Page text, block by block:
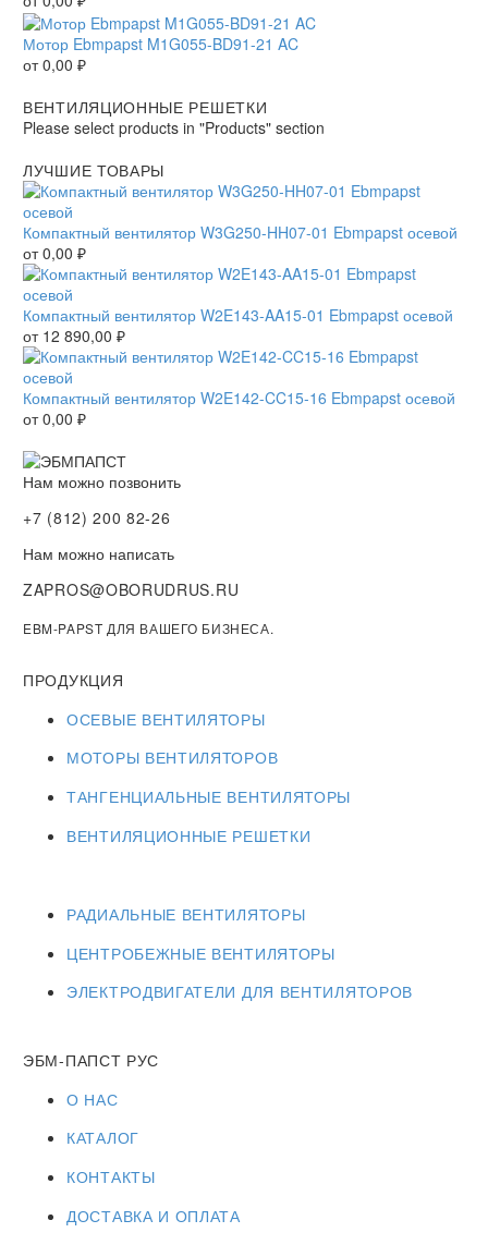
Мотор Ebmpapst M1G055-BD91-21 AC
от0,00 ₽
ВЕНТИЛЯЦИОННЫЕ РЕШЕТКИ
Please select products in "Products" section
ЛУЧШИЕ ТОВАРЫ
Компактный вентилятор W3G250-HH07-01 Ebmpapst осевой
от0,00 ₽
Компактный вентилятор W2E143-AA15-01 Ebmpapst осевой
от 12 890,00 ₽
Компактный вентилятор W2E142-CC15-16 Ebmpapst осевой
от0,00 ₽
Нам можно позвонить
+7 (812) 200 82-26
Нам можно написать
ZAPROS@OBORUDRUS.RU
EBM-PAPST ДЛЯ ВАШЕГО БИЗНЕСА.
ПРОДУКЦИЯ
ОСЕВЫЕ ВЕНТИЛЯТОРЫ
МОТОРЫ ВЕНТИЛЯТОРОВ
ТАНГЕНЦИАЛЬНЫЕ ВЕНТИЛЯТОРЫ
ВЕНТИЛЯЦИОННЫЕ РЕШЕТКИ
РАДИАЛЬНЫЕ ВЕНТИЛЯТОРЫ
ЦЕНТРОБЕЖНЫЕ ВЕНТИЛЯТОРЫ
ЭЛЕКТРОДВИГАТЕЛИ ДЛЯ ВЕНТИЛЯТОРОВ
ЭБМ-ПАПСТ РУС
О НАС
КАТАЛОГ
КОНТАКТЫ
ДОСТАВКА И ОПЛАТА